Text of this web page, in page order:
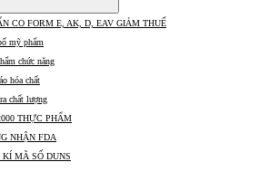
CO FORM E, AK, D, EAV GIẢM THUẾ
mỹ phẩm
chức năng
hóa chất
chất lượng
THỰC PHẨM
NHẬN FDA
MÃ SỐ DUNS